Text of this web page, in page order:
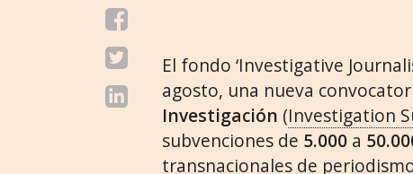
El fondo ‘Investigative
agosto, una nueva
Investigación (Investigation
subvenciones de 5.000 a
transnacionales de